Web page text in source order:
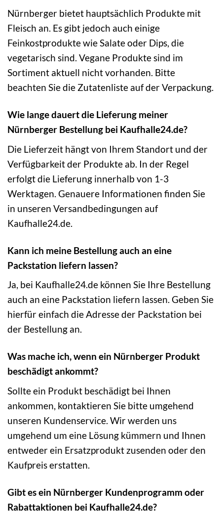
Nürnberger bietet hauptsächlich Produkte mit
Fleisch an. Es gibt jedoch auch einige
Feinkostprodukte wie Salate oder Dips, die
vegetarisch sind. Vegane Produkte sind im
Sortiment aktuell nicht vorhanden. Bitte
beachten Sie die Zutatenliste auf der Verpackung.
Wie lange dauert die Lieferung meiner
Nürnberger Bestellung bei Kaufhalle24.de?
Die Lieferzeit hängt von Ihrem Standort und der
Verfügbarkeit der Produkte ab. In der Regel
erfolgt die Lieferung innerhalb von 1-3
Werktagen. Genauere Informationen finden Sie
in unseren Versandbedingungen auf
Kaufhalle24.de.
Kann ich meine Bestellung auch an eine
Packstation liefern lassen?
Ja, bei Kaufhalle24.de können Sie Ihre Bestellung
auch an eine Packstation liefern lassen. Geben Sie
hierfür einfach die Adresse der Packstation bei
der Bestellung an.
Was mache ich, wenn ein Nürnberger Produkt
beschädigt ankommt?
Sollte ein Produkt beschädigt bei Ihnen
ankommen, kontaktieren Sie bitte umgehend
unseren Kundenservice. Wir werden uns
umgehend um eine Lösung kümmern und Ihnen
entweder ein Ersatzprodukt zusenden oder den
Kaufpreis erstatten.
Gibt es ein Nürnberger Kundenprogramm oder
Rabattaktionen bei Kaufhalle24.de?